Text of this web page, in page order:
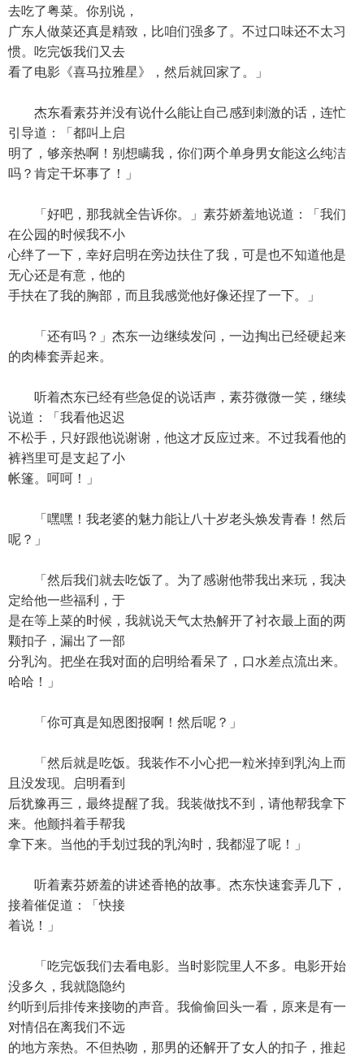
去吃了粤菜。你别说，
广东人做菜还真是精致，比咱们强多了。不过口味还不太习
惯。吃完饭我们又去
看了电影《喜马拉雅星》，然后就回家了。」
杰东看素芬并没有说什么能让自己感到刺激的话，连忙
引导道：「都叫上启
明了，够亲热啊！别想瞒我，你们两个单身男女能这么纯洁
吗？肯定干坏事了！」
「好吧，那我就全告诉你。」素芬娇羞地说道：「我们
在公园的时候我不小
心绊了一下，幸好启明在旁边扶住了我，可是也不知道他是
无心还是有意，他的
手扶在了我的胸部，而且我感觉他好像还捏了一下。」
「还有吗？」杰东一边继续发问，一边掏出已经硬起来
的肉棒套弄起来。
听着杰东已经有些急促的说话声，素芬微微一笑，继续
说道：「我看他迟迟
不松手，只好跟他说谢谢，他这才反应过来。不过我看他的
裤裆里可是支起了小
帐篷。呵呵！」
「嘿嘿！我老婆的魅力能让八十岁老头焕发青春！然后
呢？」
「然后我们就去吃饭了。为了感谢他带我出来玩，我决
定给他一些福利，于
是在等上菜的时候，我就说天气太热解开了衬衣最上面的两
颗扣子，漏出了一部
分乳沟。把坐在我对面的启明给看呆了，口水差点流出来。
哈哈！」
「你可真是知恩图报啊！然后呢？」
「然后就是吃饭。我装作不小心把一粒米掉到乳沟上而
且没发现。启明看到
后犹豫再三，最终提醒了我。我装做找不到，请他帮我拿下
来。他颤抖着手帮我
拿下来。当他的手划过我的乳沟时，我都湿了呢！」
听着素芬娇羞的讲述香艳的故事。杰东快速套弄几下，
接着催促道：「快接
着说！」
「吃完饭我们去看电影。当时影院里人不多。电影开始
没多久，我就隐隐约
约听到后排传来接吻的声音。我偷偷回头一看，原来是有一
对情侣在离我们不远
的地方亲热。不但热吻，那男的还解开了女人的扣子，推起